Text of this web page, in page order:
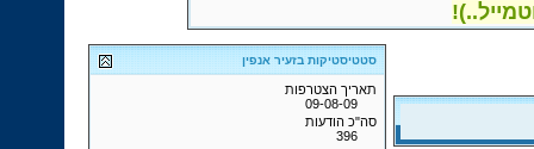
סטטיסטיקות בזעיר אנפין
תאריך הצטרפות
09-08-09
סה"כ הודעות
396